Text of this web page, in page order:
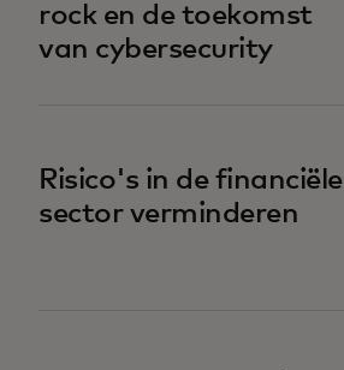
rock en de toekomst
van cybersecurity
Risico's in de financiële
sector verminderen